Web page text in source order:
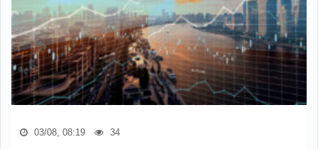
03/08, 08:19 34